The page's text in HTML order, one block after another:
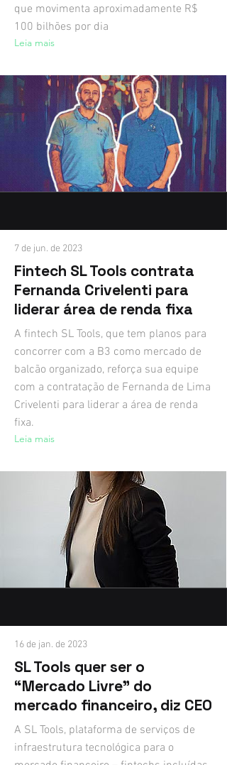
que movimenta aproximadamente R$
100 bilhões por dia
Leia mais
7 de jun. de 2023
Fintech SL Tools contrata
Fernanda Crivelenti para
liderar área de renda fixa
A fintech SL Tools, que tem planos para
concorrer com a B3 como mercado de
balcão organizado, reforça sua equipe
com a contratação de Fernanda de Lima
Crivelenti para liderar a área de renda
fixa.
Leia mais
16 de jan. de 2023
SL Tools quer ser o
“Mercado Livre” do
mercado financeiro, diz CEO
A SL Tools, plataforma de serviços de
infraestrutura tecnológica para o